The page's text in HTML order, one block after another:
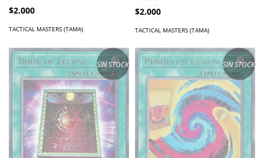
$2.000
TACTICAL MASTERS (TAMA)
$2.000
TACTICAL MASTERS (TAMA)
SIN STOCK SIN STOCK